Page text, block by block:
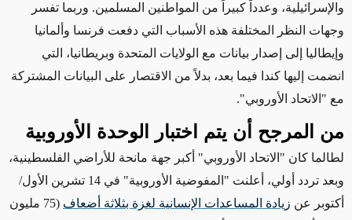
والإسرائيلية، وعدداً كبيراً من المواطنين المسلمين. وربما تفسر
وجهات النظر المختلفة هذه الأسباب التي دفعت فرنسا وألمانيا
وإيطاليا إلى إصدار بيانات مع الولايات المتحدة وبريطانيا، التي
انضمت إليها كندا فيما بعد، بدلاً من الاقتصار على البيانات المشتركة
مع "الاتحاد الأوروبي".
من المرجح أن يتم اختبار الوحدة الأوروبية
لطالما كان "الاتحاد الأوروبي" أكبر جهة مانحة للأراضي الفلسطينية،
وبعد تردد أولي، أعلنت " المفوضية الأوروبية
" في 14 تشرين الأول/
أكتوبر عن زيادة المساعدات الإنسانية لغزة بثلاثة أضعاف
(75 مليون